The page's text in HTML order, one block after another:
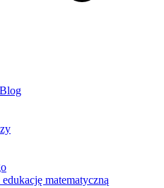
Blog
matematyczną